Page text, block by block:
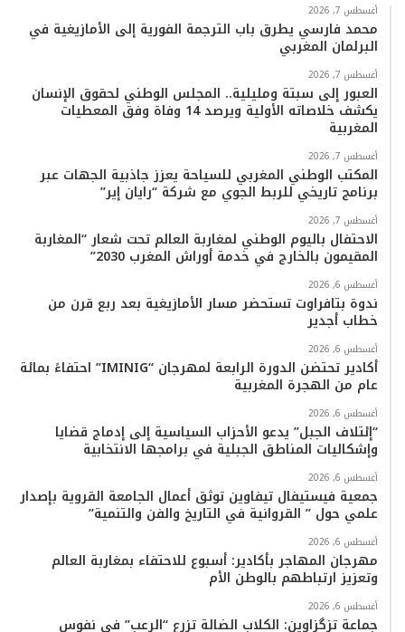
و
ك
ب
ت
ا
T
k
س
ب
أغسطس 7, 2026
محمد فارسي يطرق باب الترجمة الفورية إلى الأمازيغية في
البرلمان المغربي
أغسطس 7, 2026
العبور إلى سبتة ومليلية.. المجلس الوطني لحقوق الإنسان
يكشف خلاصاته الأولية ويرصد 14 وفاة وفق المعطيات
المغربية
أغسطس 7, 2026
المكتب الوطني المغربي للسياحة يعزز جاذبية الجهات عبر
برنامج تاريخي للربط الجوي مع شركة “رايان إير”
أغسطس 7, 2026
الاحتفال باليوم الوطني لمغاربة العالم تحت شعار “المغاربة
المقيمون بالخارج في خدمة أوراش المغرب 2030”
أغسطس 6, 2026
ندوة بتافراوت تستحضر مسار الأمازيغية بعد ربع قرن من
خطاب أجدير
أغسطس 6, 2026
أكادير تحتضن الدورة الرابعة لمهرجان “IMINIG” احتفاءً بمائة
عام من الهجرة المغربية
أغسطس 6, 2026
“إئتلاف الجبل” يدعو الأحزاب السياسية إلى إدماج قضايا
وإشكاليات المناطق الجبلية في برامجها الانتخابية
أغسطس 6, 2026
جمعية فيستيفال تيفاوين توثق أعمال الجامعة القروية بإصدار
علمي حول ” القروانية في التاريخ والفن والتنمية”
أغسطس 6, 2026
مهرجان المهاجر بأكادير: أسبوع للاحتفاء بمغاربة العالم
وتعزيز ارتباطهم بالوطن الأم
أغسطس 6, 2026
جماعة تزگزاوين: الكلاب الضالة تزرع “الرعب” في نفوس